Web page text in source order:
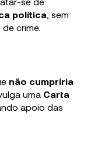
política , sem
crime.
não cumpriria
uma Carta
apoio das